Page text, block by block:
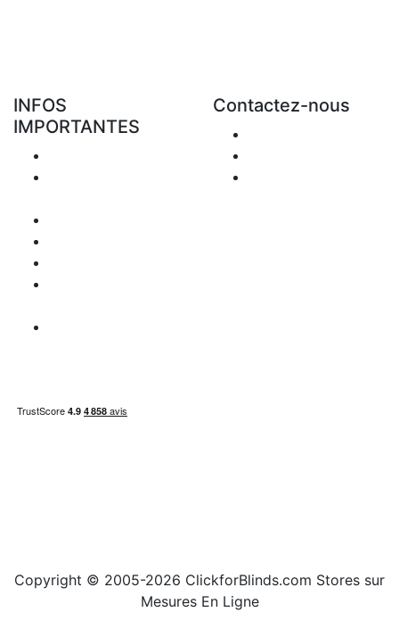
INFOS
IMPORTANTES
Contactez-nous
Copyright © 2005-2026 ClickforBlinds.com Stores sur
Mesures En Ligne